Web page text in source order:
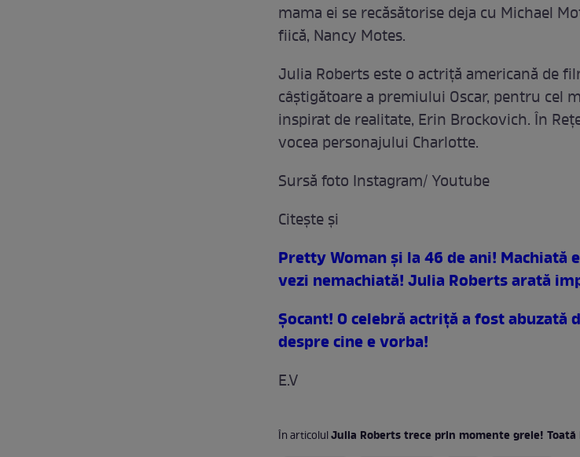
mama ei se recăsătorise deja cu Michael
fiică, Nancy Motes.
Julia Roberts este o actriță americană de
câștigătoare a premiului Oscar, pentru cel
inspirat de realitate, Erin Brockovich. În
vocea personajului Charlotte.
Sursă foto Instagram/ Youtube
Citeşte şi
Pretty Woman şi la 46 de ani! Machiată
vezi nemachiată! Julia Roberts arată
Şocant! O celebră actriţă a fost abuzată
despre cine e vorba!
E.V
În articolulJulia Roberts trece prin momente grele!